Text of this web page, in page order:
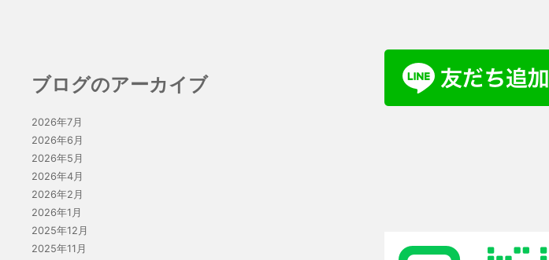
ブログのアーカイブ
2026年7月
2026年6月
2026年5月
2026年4月
2026年2月
2026年1月
2025年12月
2025年11月